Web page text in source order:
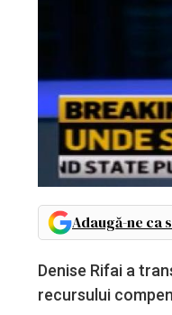
Adaugă-ne ca
Denise Rifai a
recursului